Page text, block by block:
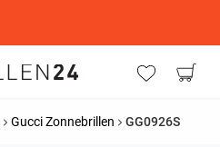
Gucci Zonnebrillen GG0926S